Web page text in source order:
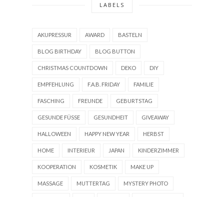
LABELS
AKUPRESSUR AWARD BASTELN
BLOG BIRTHDAY BLOG BUTTON
CHRISTMAS COUNTDOWN DEKO DIY
EMPFEHLUNG F.A.B. FRIDAY FAMILIE
FASCHING FREUNDE GEBURTSTAG
GESUNDE FÜSSE GESUNDHEIT GIVEAWAY
HALLOWEEN HAPPY NEW YEAR HERBST
HOME INTERIEUR JAPAN KINDERZIMMER
KOOPERATION KOSMETIK MAKE UP
MASSAGE MUTTERTAG MYSTERY PHOTO